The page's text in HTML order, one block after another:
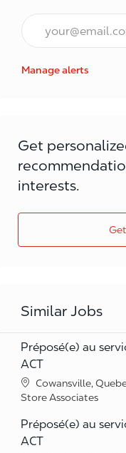
Email*
Manage alerts
Get
interests.
Similar Jobs
Préposé(e) au
ACT
Location
Cowansville,
Category
Store Associates
Préposé(e) au
ACT